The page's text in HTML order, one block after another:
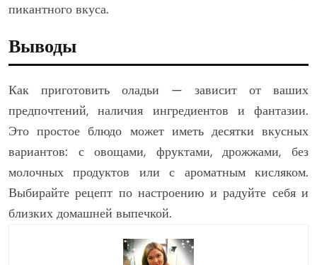
пикантного вкуса.
Выводы
Как приготовить оладьи — зависит от ваших
предпочтений, наличия ингредиентов и фантазии.
Это простое блюдо может иметь десятки вкусных
вариантов: с овощами, фруктами, дрожжами, без
молочных продуктов или с ароматным кисляком.
Выбирайте рецепт по настроению и радуйте себя и
близких домашней выпечкой.